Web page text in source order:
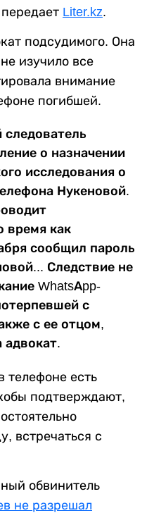
Liter.kz.
подсудимого. Она
изучило все
внимание
погибшей.
следователь
о назначении
исследования о
Нукеновой.
время как
сообщил пароль
Следствие не
WhatsАpp-
с
с ее отцом,
телефоне есть
подтверждают,
встречаться с
обвинитель
не разрешал